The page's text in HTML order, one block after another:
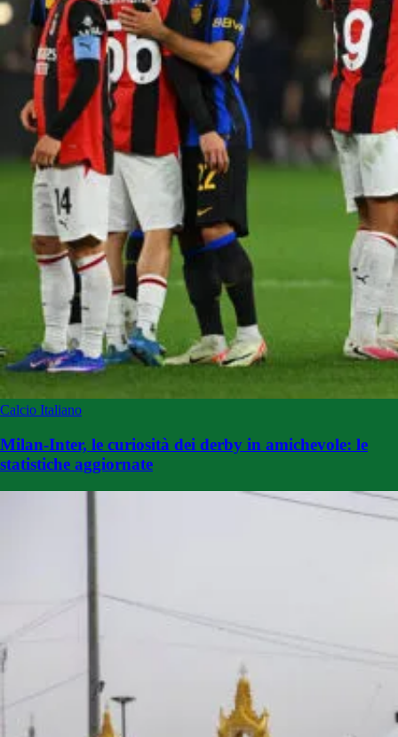
Calcio Italiano
Milan-Inter, le curiosità dei derby in amichevole: le
statistiche aggiornate